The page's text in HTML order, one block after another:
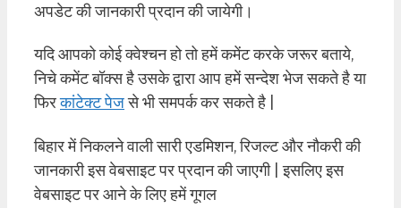
अपडेट की जानकारी प्रदान की जायेगी।
यदि आपको कोई क्वेश्चन हो तो हमें कमेंट करके जरूर बताये,
निचे कमेंट बॉक्स है उसके द्वारा आप हमें सन्देश भेज सकते है या
फिरकांटेक्ट पेजसे भी समपर्क कर सकते है |
बिहार में निकलने वाली सारी एडमिशन, रिजल्ट और नौकरी की
जानकारी इस वेबसाइट पर प्रदान की जाएगी | इसलिए इस
वेबसाइट पर आने के लिए हमें गूगल